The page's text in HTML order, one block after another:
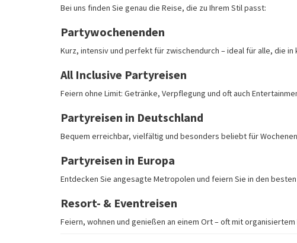
Bei uns finden Sie genau die Reise, die zu Ihrem Stil passt:
Partywochenenden
Kurz, intensiv und perfekt für zwischendurch – ideal für alle, die
All Inclusive Partyreisen
Feiern ohne Limit: Getränke, Verpflegung und oft auch
Partyreisen in Deutschland
Bequem erreichbar, vielfältig und besonders beliebt für
Partyreisen in Europa
Entdecken Sie angesagte Metropolen und feiern Sie in den besten
Resort- & Eventreisen
Feiern, wohnen und genießen an einem Ort – oft mit organisiertem